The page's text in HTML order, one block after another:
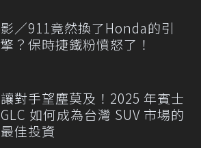
影／911竟然換了Honda的引
擎？保時捷鐵粉憤怒了！
讓對手望塵莫及！2025 年賓士
GLC 如何成為台灣 SUV 市場的
最佳投資